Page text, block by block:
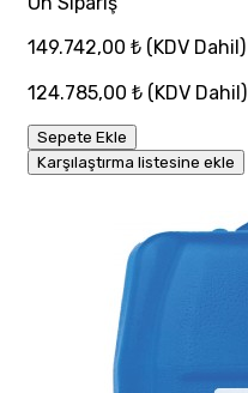
149.742,00 ₺ (KDV Dahil)
124.785,00 ₺ (KDV Dahil)
Sepete Ekle
Karşılaştırma listesine ekle